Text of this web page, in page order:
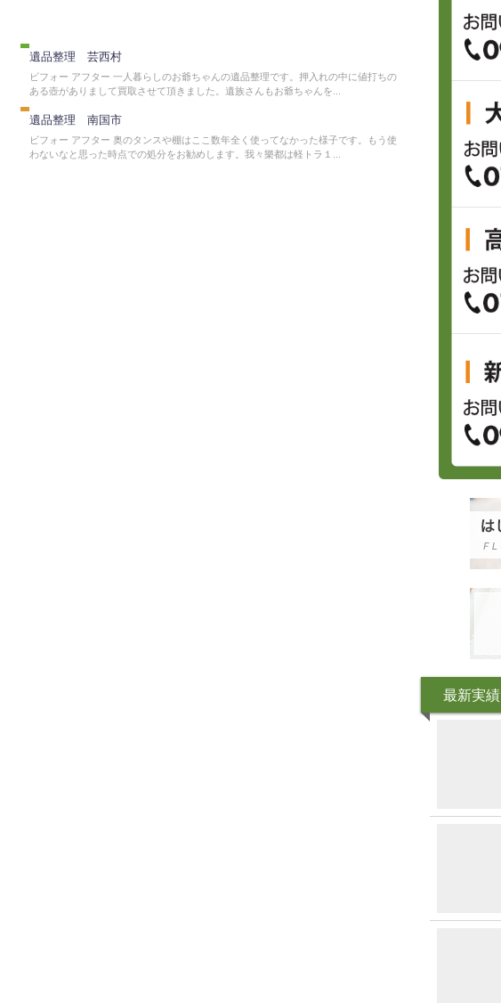
遺品整理 芸西村
ビフォー アフター 一人暮らしのお爺ちゃんの遺品整理です。押入れの中に値打ちの
ある壺がありまして買取させて頂きました。遺族さんもお爺ちゃんを...
遺品整理 南国市
ビフォー アフター 奥のタンスや棚はここ数年全く使ってなかった様子です。もう使
わないなと思った時点での処分をお勧めします。我々樂都は軽トラ１...
最新実績